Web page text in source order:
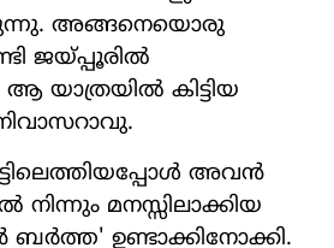
അങ്ങനെയൊരു
ജയ്പ്പൂരില്‍
യാത്രയില്‍ കിട്ടിയ
അവന്‍
നിന്നും മനസ്സിലാക്കിയ
ഉണ്ടാക്കിനോക്കി.